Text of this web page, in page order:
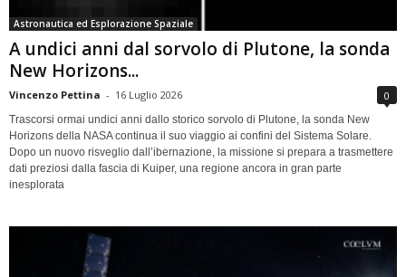
Astronautica ed Esplorazione Spaziale
A undici anni dal sorvolo di Plutone, la sonda
New Horizons...
Vincenzo Pettina - 16 Luglio 2026 0
Trascorsi ormai undici anni dallo storico sorvolo di Plutone, la sonda New
Horizons della NASA continua il suo viaggio ai confini del Sistema Solare.
Dopo un nuovo risveglio dall’ibernazione, la missione si prepara a trasmettere
dati preziosi dalla fascia di Kuiper, una regione ancora in gran parte
inesplorata